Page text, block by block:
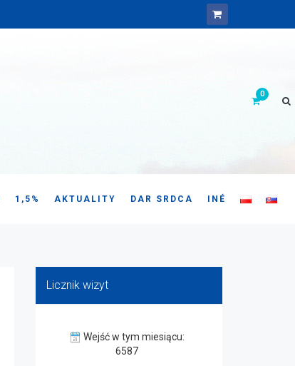
1,5% AKTUALITY DAR SRDCA INÉ
Licznik wizyt
Wejść w tym miesiącu:
6587